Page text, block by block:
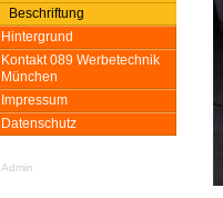
Beschriftung
Hintergrund
Kontakt 089 Werbetechnik
München
Impressum
Datenschutz
Admin